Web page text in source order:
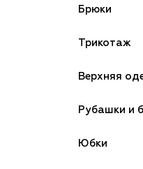
Брюки
Трикотаж
Верхняя
Рубашки и
Юбки